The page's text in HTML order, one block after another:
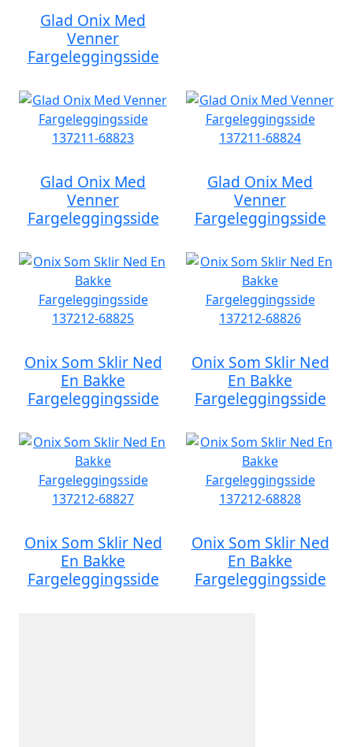
Glad Onix Med
Venner
Fargeleggingsside
Glad Onix Med
Venner
Fargeleggingsside
Glad Onix Med
Venner
Fargeleggingsside
Onix Som Sklir Ned
En Bakke
Fargeleggingsside
Onix Som Sklir Ned
En Bakke
Fargeleggingsside
Onix Som Sklir Ned
En Bakke
Fargeleggingsside
Onix Som Sklir Ned
En Bakke
Fargeleggingsside